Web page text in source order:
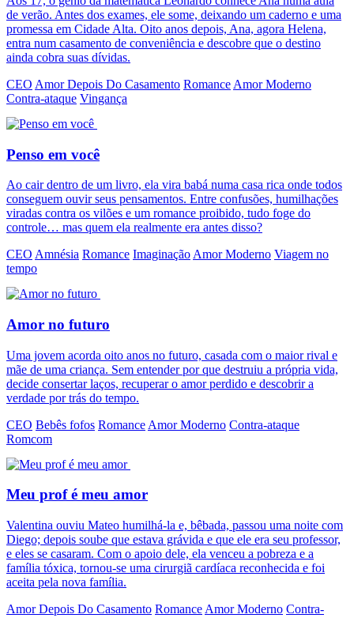
de verão. Antes dos exames, ele some, deixando um caderno e uma
promessa em Cidade Alta. Oito anos depois, Ana, agora Helena,
entra num casamento de conveniência e descobre que o destino
ainda cobra suas dívidas.
CEO Amor Depois Do Casamento Romance Amor Moderno
Contra-ataque Vingança
Penso em você
Ao cair dentro de um livro, ela vira babá numa casa rica onde todos
conseguem ouvir seus pensamentos. Entre confusões, humilhações
viradas contra os vilões e um romance proibido, tudo foge do
controle… mas quem ela realmente era antes disso?
CEO Amnésia Romance Imaginação Amor Moderno Viagem no
tempo
Amor no futuro
Uma jovem acorda oito anos no futuro, casada com o maior rival e
mãe de uma criança. Sem entender por que destruiu a própria vida,
decide consertar laços, recuperar o amor perdido e descobrir a
verdade por trás do tempo.
CEO Bebês fofos Romance Amor Moderno Contra-ataque
Romcom
Meu prof é meu amor
Valentina ouviu Mateo humilhá-la e, bêbada, passou uma noite com
Diego; depois soube que estava grávida e que ele era seu professor,
e eles se casaram. Com o apoio dele, ela venceu a pobreza e a
família tóxica, tornou-se uma cirurgiã cardíaca reconhecida e foi
aceita pela nova família.
Amor Depois Do Casamento Romance Amor Moderno Contra-